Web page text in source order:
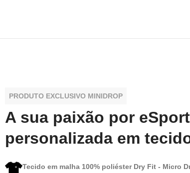
PRODUTO EXCLUSIVO MINIDROP
A sua paixão por
personalizada em
Tecido em malha 100% poliéster Dry Fit - Micro